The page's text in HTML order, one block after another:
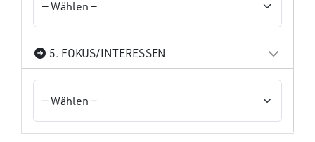
5. FOKUS/INTERESSEN